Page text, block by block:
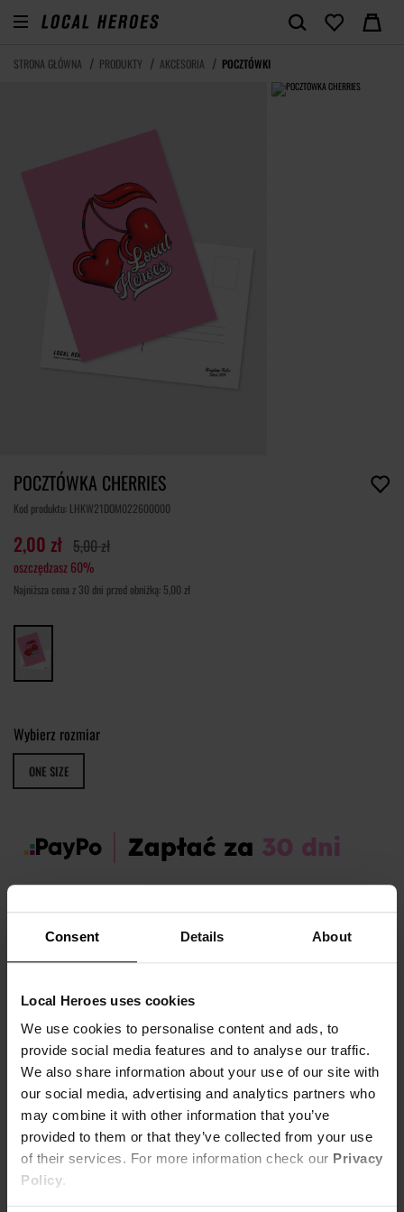
Consent Details About
Local Heroes uses cookies
We use cookies to personalise content and ads, to
provide social media features and to analyse our traffic.
We also share information about your use of our site with
our social media, advertising and analytics partners who
may combine it with other information that you’ve
provided to them or that they’ve collected from your use
of their services. For more information check our Privacy
Policy.
STRONA GŁÓWNA PRODUKTY AKCESORIA POCZTÓWKI
POCZTÓWKA CHERRIES
Kod produktu: LHKW21DOM022600000
2,00 zł 5,00 zł
oszczędzasz 60%
Najniższa cena z 30 dni przed obniżką: 5,00 zł
Wybierz rozmiar
ONE SIZE
OPIS I TABELA ROZMIARÓW
Marka produktu:
Płeć:
Men,Women, Unisex
Pocztówka z wiśniami i logo Local Heroes.
Wymiary: 10,5 cm × 14,8 cm (A6)
Pokaż więcej +
KOSZT DOSTAWY